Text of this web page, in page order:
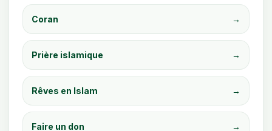
Coran →
Prière islamique →
Rêves en Islam →
Faire un don →